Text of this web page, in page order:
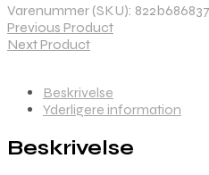
Varenummer (SKU):
Previous Product
Next Product
Beskrivelse
Yderligere information
Beskrivelse